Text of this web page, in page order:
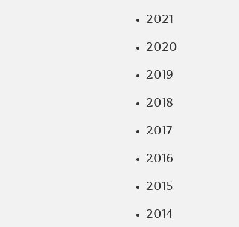
2021
2020
2019
2018
2017
2016
2015
2014